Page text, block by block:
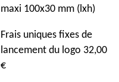
maxi 100x30 mm (lxh)
Frais uniques fixes de
lancement du logo 32,00
€